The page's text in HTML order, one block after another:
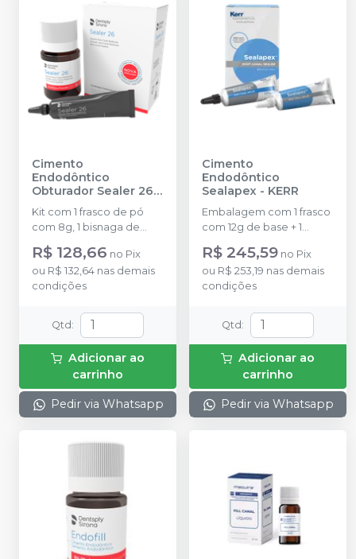
Cimento
Endodôntico
Obturador Sealer 26-
DENTSPLY SIRONA
Kit com 1 frasco de pó
com 8g, 1 bisnaga de
R$ 128,66 no Pix
ou R$ 132,64 nas demais
condições
Qtd :
Adicionar ao
carrinho
Pedir via Whatsapp
Cimento
Endodôntico
Sealapex - KERR
Embalagem com 1 frasco
com 12g de base + 1
catalisador + instruções
de uso.
R$ 245,59 no Pix
ou R$ 253,19 nas demais
condições
Qtd :
Adicionar ao
carrinho
Pedir via Whatsapp